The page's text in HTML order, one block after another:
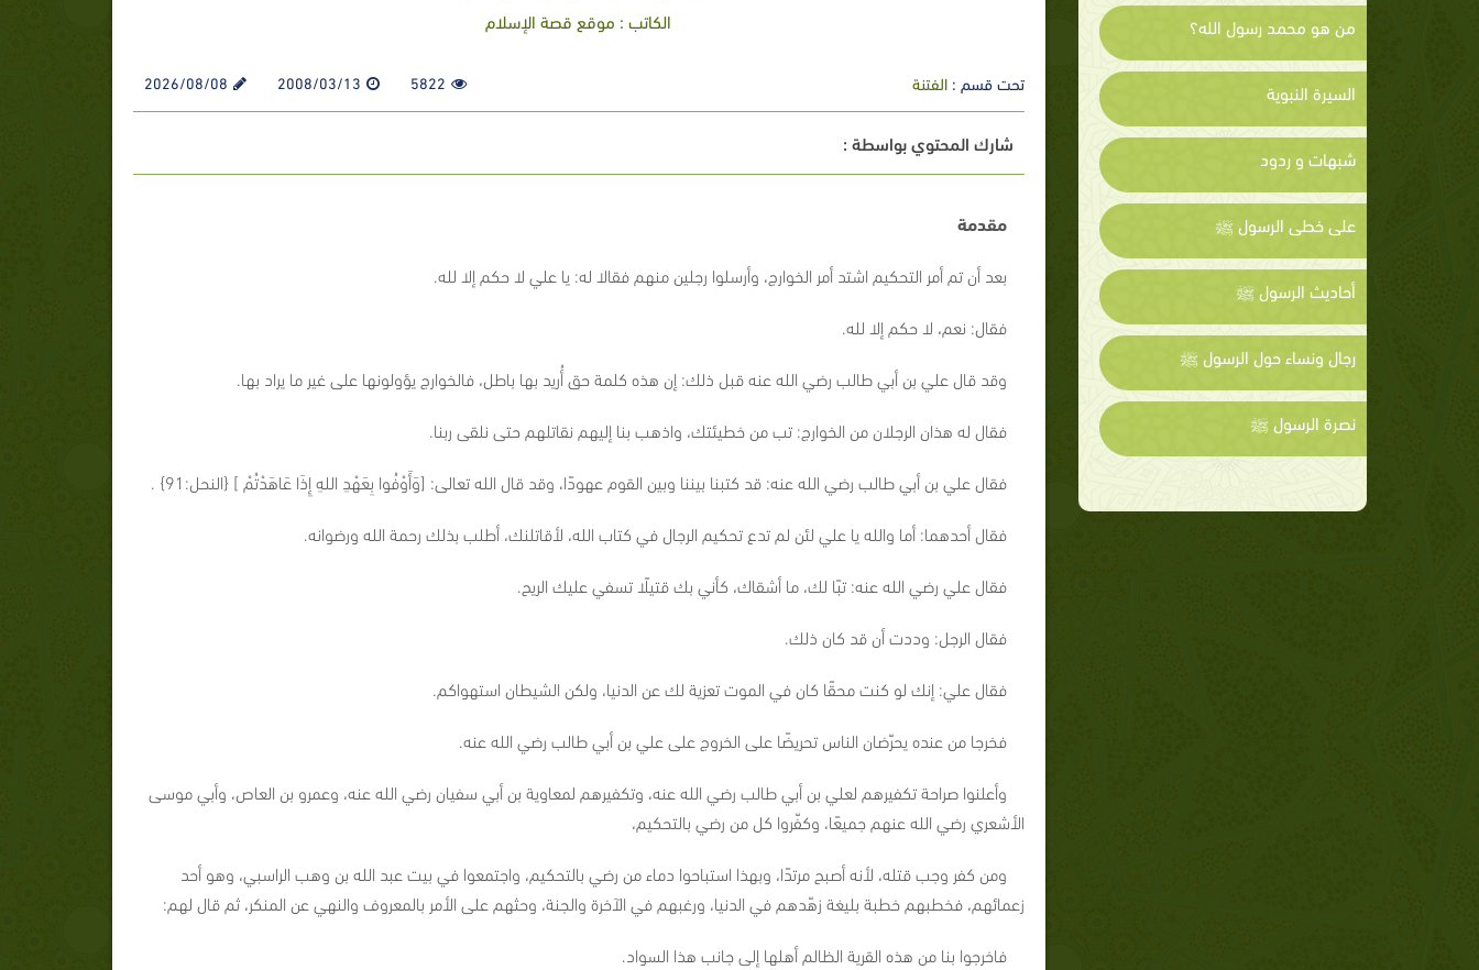
من هو محمد رسول الله؟
السيرة النبوية
شبهات و ردود
على خطى الرسول ﷺ
أحاديث الرسول ﷺ
رجال ونساء حول الرسول ﷺ
نصرة الرسول ﷺ
الكاتب : موقع قصة الإسلام
تحت قسم :الفتنة 5822
2008/03/13
2026/08/08
شارك المحتوي بواسطة :
مقدمة
بعد أن تم أمر التحكيم اشتد أمر الخوارج، وأرسلوا رجلين منهم فقالا له: يا علي لا حكم إلا لله.
فقال: نعم، لا حكم إلا لله.
وقد قال علي بن أبي طالب رضي الله عنه قبل ذلك: إن هذه كلمة حق أُريد بها باطل، فالخوارج يؤولونها على غير ما يراد بها.
فقال له هذان الرجلان من الخوارج: تب من خطيئتك، واذهب بنا إليهم نقاتلهم حتى نلقى ربنا.
فقال علي بن أبي طالب رضي الله عنه: قد كتبنا بيننا وبين القوم عهودًا، وقد قال الله تعالى: [وَأَوْفُوا بِعَهْدِ اللهِ إِذَا عَاهَدْتُمْ ] {النحل:91} .
فقال أحدهما: أما والله يا علي لئن لم تدع تحكيم الرجال في كتاب الله، لأقاتلنك، أطلب بذلك رحمة الله ورضوانه.
فقال علي رضي الله عنه: تبًا لك، ما أشقاك، كأني بك قتيلًا تسفي عليك الريح.
فقال الرجل: وددت أن قد كان ذلك.
فقال علي: إنك لو كنت محقًا كان في الموت تعزية لك عن الدنيا، ولكن الشيطان استهواكم.
فخرجا من عنده يحرّضان الناس تحريضًا على الخروج على علي بن أبي طالب رضي الله عنه.
وأعلنوا صراحة تكفيرهم لعلي بن أبي طالب رضي الله عنه، وتكفيرهم لمعاوية بن أبي سفيان رضي الله عنه، وعمرو بن العاص، وأبي موسى
الأشعري رضي الله عنهم جميعًا، وكفّروا كل من رضي بالتحكيم،
ومن كفر وجب قتله، لأنه أصبح مرتدًا، وبهذا استباحوا دماء من رضي بالتحكيم، واجتمعوا في بيت عبد الله بن وهب الراسبي، وهو أحد
زعمائهم، فخطبهم خطبة بليغة زهّدهم في الدنيا، ورغبهم في الآخرة والجنة، وحثهم على الأمر بالمعروف والنهي عن المنكر، ثم قال لهم:
فاخرجوا بنا من هذه القرية الظالم أهلها إلى جانب هذا السواد.